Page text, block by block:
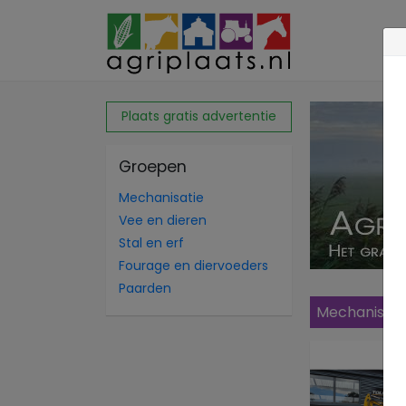
Plaats gratis advertentie
Groepen
Mechanisatie
Vee en dieren
Stal en erf
Fourage en diervoeders
Paarden